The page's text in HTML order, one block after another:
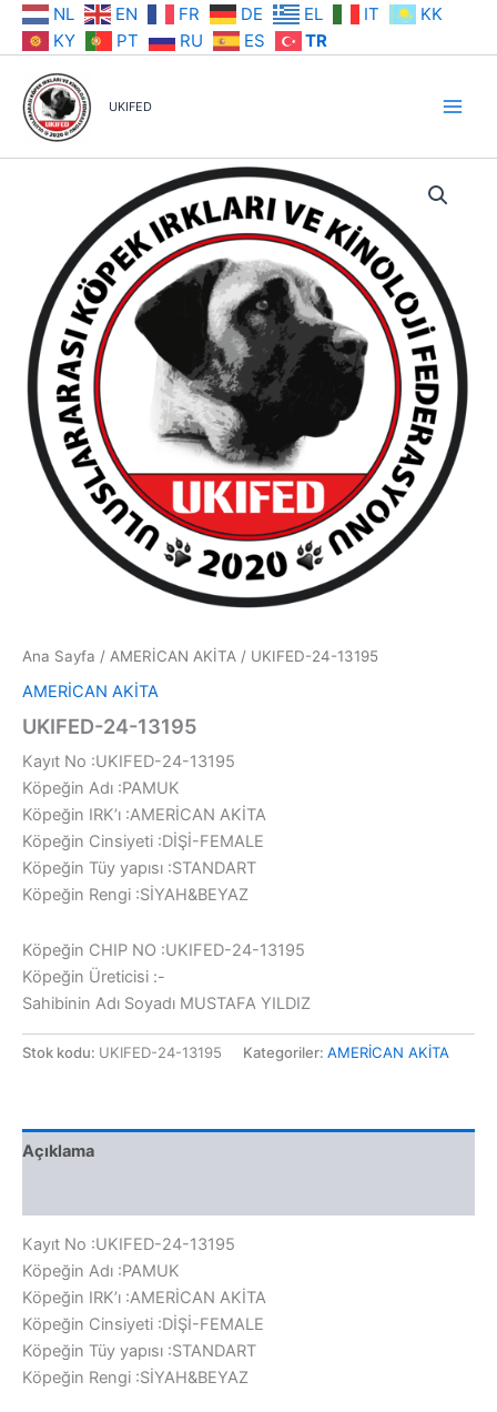
İçeriğe NL EN FR DE EL IT
KK
KY
PT RU ES TR
UKIFED
Ana Sayfa / AMERİCAN AKİTA / UKIFED-24-13195
AMERİCAN AKİTA
UKIFED-24-13195
Kayıt No :UKIFED-24-13195
Köpeğin Adı :PAMUK
Köpeğin IRK’ı :AMERİCAN AKİTA
Köpeğin Cinsiyeti :DİŞİ-FEMALE
Köpeğin Tüy yapısı :STANDART
Köpeğin Rengi :SİYAH&BEYAZ
Köpeğin CHIP NO :UKIFED-24-13195
Köpeğin Üreticisi :-
Sahibinin Adı Soyadı MUSTAFA YILDIZ
Stok kodu: UKIFED-24-13195 Kategoriler: AMERİCAN AKİTA
Açıklama
Kayıt No :UKIFED-24-13195
Köpeğin Adı :PAMUK
Köpeğin IRK’ı :AMERİCAN AKİTA
Köpeğin Cinsiyeti :DİŞİ-FEMALE
Köpeğin Tüy yapısı :STANDART
Köpeğin Rengi :SİYAH&BEYAZ